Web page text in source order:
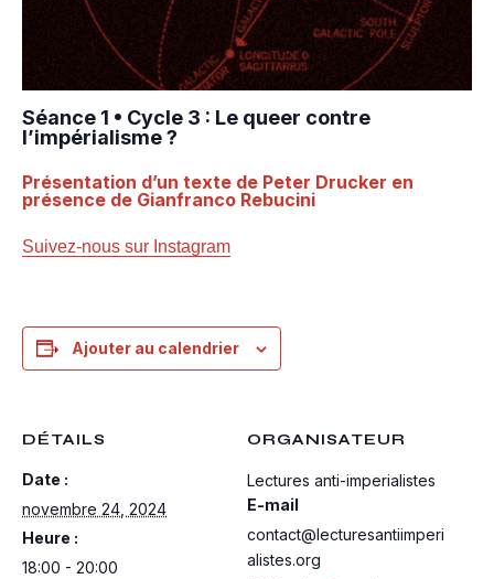
Séance 1 • Cycle 3 : Le queer contre
l’impérialisme ?
Présentation d’un texte de Peter Drucker en
présence de Gianfranco Rebucini
Suivez-nous sur Instagram
Ajouter au calendrier
DÉTAILS
Date :
novembre 24, 2024
Heure :
18:00 - 20:00
ORGANISATEUR
Lectures anti-imperialistes
E-mail
contact@lecturesantiimperi
alistes.org